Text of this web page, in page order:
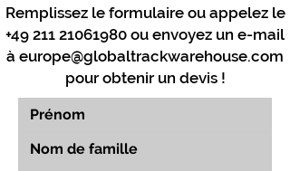
Remplissez le formulaire ou appelez le
+49 211 21061980 ou envoyez un e-mail
à europe@globaltrackwarehouse.com
pour obtenir un devis !